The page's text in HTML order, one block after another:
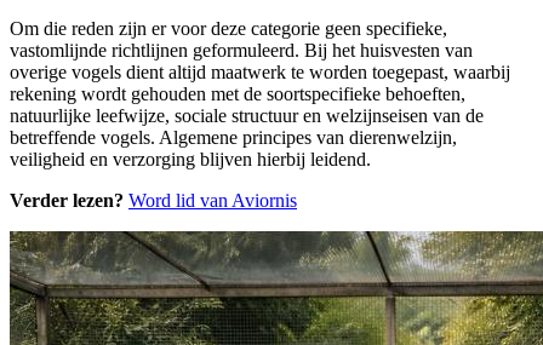
Om die reden zijn er voor deze categorie geen specifieke,
vastomlijnde richtlijnen geformuleerd. Bij het huisvesten van
overige vogels dient altijd maatwerk te worden toegepast, waarbij
rekening wordt gehouden met de soortspecifieke behoeften,
natuurlijke leefwijze, sociale structuur en welzijnseisen van de
betreffende vogels. Algemene principes van dierenwelzijn,
veiligheid en verzorging blijven hierbij leidend.
Verder lezen? Word lid van Aviornis